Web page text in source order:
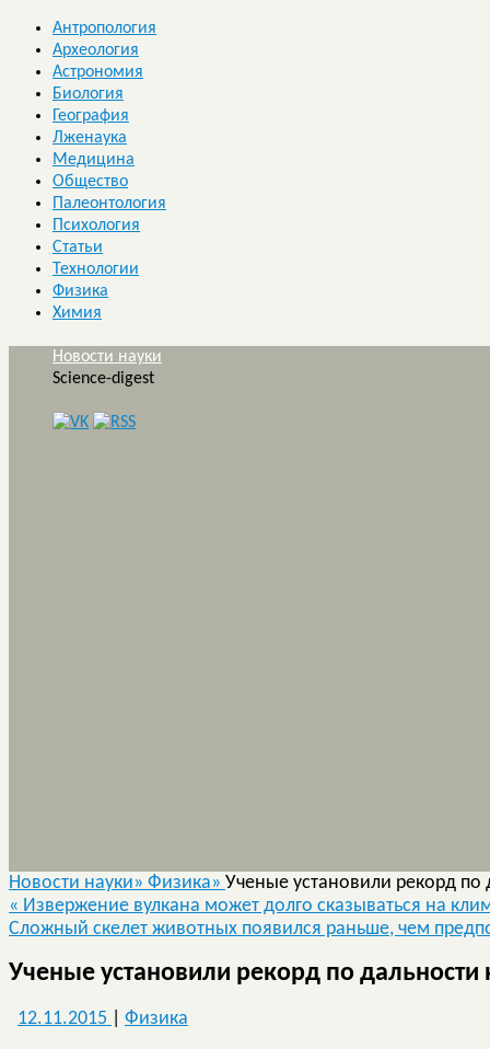
Антропология
Археология
Астрономия
Биология
География
Лженаука
Медицина
Общество
Палеонтология
Психология
Статьи
Технологии
Физика
Химия
Новости науки
Science-digest
Новости науки» Физика» Ученые установили рекорд по
« Извержение вулкана может долго сказываться на
Сложный скелет животных появился раньше, чем
Ученые установили рекорд по дальности
12.11.2015 Физика